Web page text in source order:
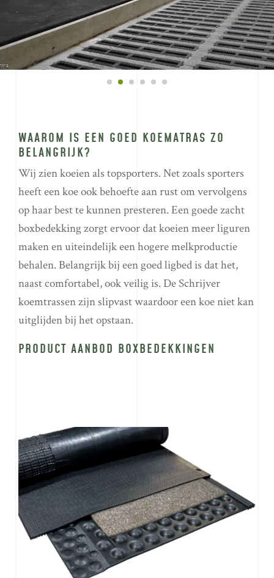
WAAROM IS EEN GOED KOEMATRAS ZO
BELANGRIJK?
Wij zien koeien als topsporters. Net zoals sporters
heeft een koe ook behoefte aan rust om vervolgens
op haar best te kunnen presteren. Een goede zacht
boxbedekking zorgt ervoor dat koeien meer liguren
maken en uiteindelijk een hogere melkproductie
behalen. Belangrijk bij een goed ligbed is dat het,
naast comfortabel, ook veilig is. De Schrijver
koemtrassen zijn slipvast waardoor een koe niet kan
uitglijden bij het opstaan.
PRODUCT AANBOD BOXBEDEKKINGEN